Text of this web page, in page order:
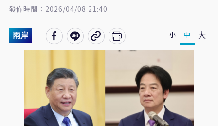
發佈時間：2026/04/08 21:40
兩岸 小 中 大